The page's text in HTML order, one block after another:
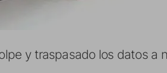
y traspasado los datos a